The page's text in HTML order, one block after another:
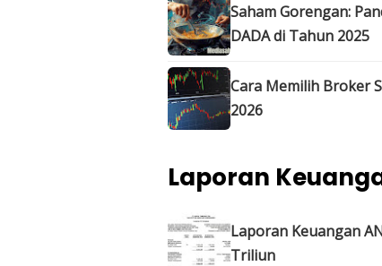
Saham Gorengan:
DADA di Tahun 2025
Cara Memilih Broker
2026
Laporan
Laporan Keuangan
Triliun